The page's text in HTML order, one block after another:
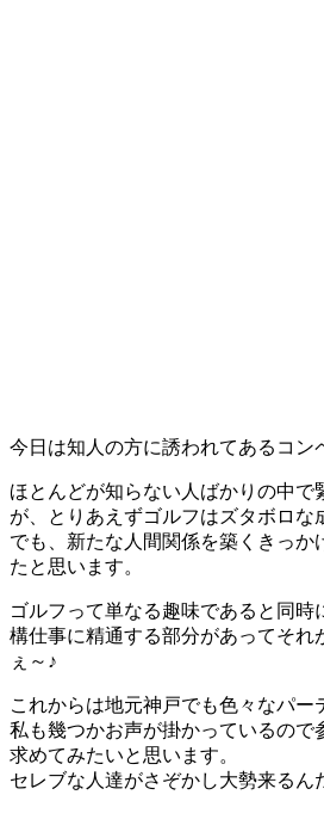
今日は知人の方に誘われてあるコン
ほとんどが知らない人ばかりの中で
が、とりあえずゴルフはズタボロな
でも、新たな人間関係を築くきっか
たと思います。
ゴルフって単なる趣味であると同時
構仕事に精通する部分があってそれ
ぇ～♪
これからは地元神戸でも色々なパー
私も幾つかお声が掛かっているので
求めてみたいと思います。
セレブな人達がさぞかし大勢来るん